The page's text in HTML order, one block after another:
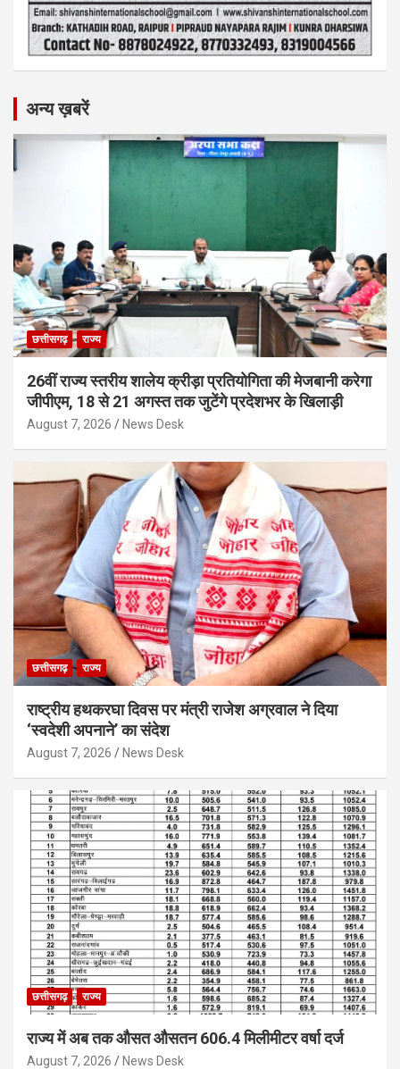
अन्य ख़बरें
छत्तीसगढ़ राज्य
26वीं राज्य स्तरीय शालेय क्रीड़ा प्रतियोगिता की मेजबानी करेगा
जीपीएम, 18 से 21 अगस्त तक जुटेंगे प्रदेशभर के खिलाड़ी
August 7, 2026 News Desk
छत्तीसगढ़ राज्य
राष्ट्रीय हथकरघा दिवस पर मंत्री राजेश अग्रवाल ने दिया
‘स्वदेशी अपनाने’ का संदेश
August 7, 2026 News Desk
छत्तीसगढ़ राज्य
राज्य में अब तक औसत औसतन 606.4 मिलीमीटर वर्षा दर्ज
August 7, 2026 News Desk